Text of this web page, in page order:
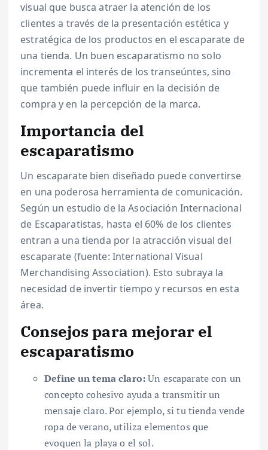
visual que busca atraer la atención de los
clientes a través de la presentación estética y
estratégica de los productos en el escaparate de
una tienda. Un buen escaparatismo no solo
incrementa el interés de los transeúntes, sino
que también puede influir en la decisión de
compra y en la percepción de la marca.
Importancia del
escaparatismo
Un escaparate bien diseñado puede convertirse
en una poderosa herramienta de comunicación.
Según un estudio de la Asociación Internacional
de Escaparatistas, hasta el 60% de los clientes
entran a una tienda por la atracción visual del
escaparate (fuente: International Visual
Merchandising Association). Esto subraya la
necesidad de invertir tiempo y recursos en esta
área.
Consejos para mejorar el
escaparatismo
Define un tema claro:Un escaparate con un
concepto cohesivo ayuda a transmitir un
mensaje claro. Por ejemplo, si tu tienda vende
ropa de verano, utiliza elementos que
evoquen la playa o el sol.